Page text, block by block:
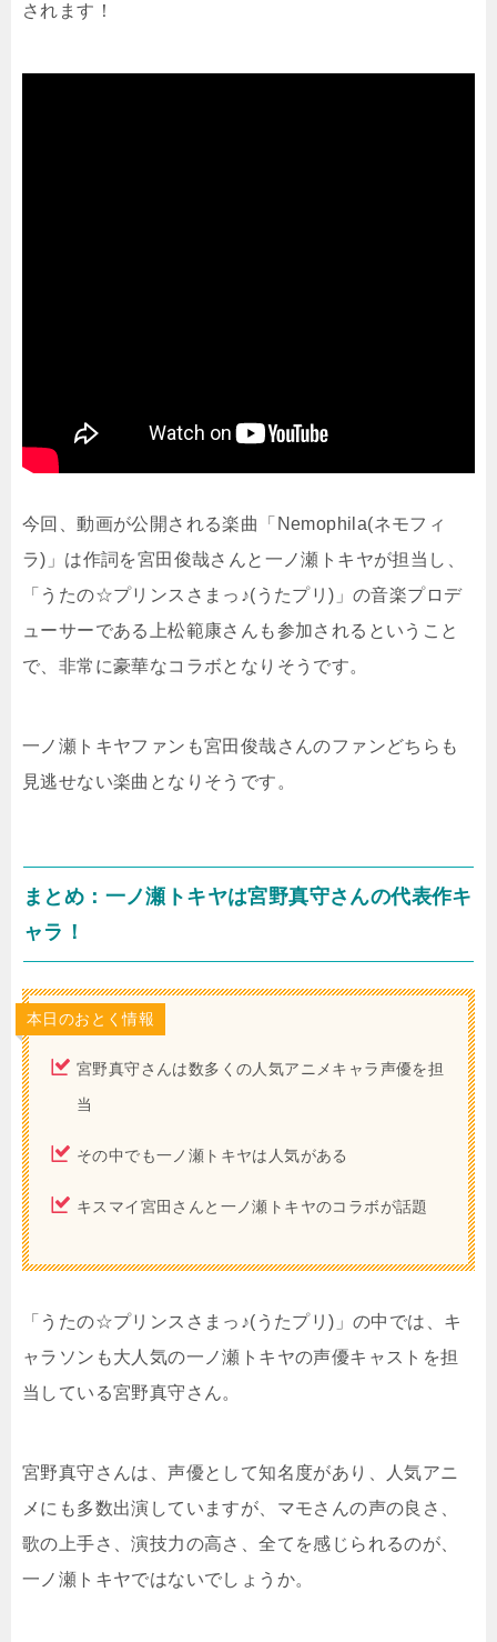
されます！
今回、動画が公開される楽曲「Nemophila(ネモフィ
ラ)」は作詞を宮田俊哉さんと一ノ瀬トキヤが担当し、
「うたの☆プリンスさまっ♪(うたプリ)」の音楽プロデ
ューサーである上松範康さんも参加されるということ
で、非常に豪華なコラボとなりそうです。
一ノ瀬トキヤファンも宮田俊哉さんのファンどちらも
見逃せない楽曲となりそうです。
まとめ：一ノ瀬トキヤは宮野真守さんの代表作キ
ャラ！
本日のおとく情報
宮野真守さんは数多くの人気アニメキャラ声優を担
当
その中でも一ノ瀬トキヤは人気がある
キスマイ宮田さんと一ノ瀬トキヤのコラボが話題
「うたの☆プリンスさまっ♪(うたプリ)」の中では、キ
ャラソンも大人気の一ノ瀬トキヤの声優キャストを担
当している宮野真守さん。
宮野真守さんは、声優として知名度があり、人気アニ
メにも多数出演していますが、マモさんの声の良さ、
歌の上手さ、演技力の高さ、全てを感じられるのが、
一ノ瀬トキヤではないでしょうか。